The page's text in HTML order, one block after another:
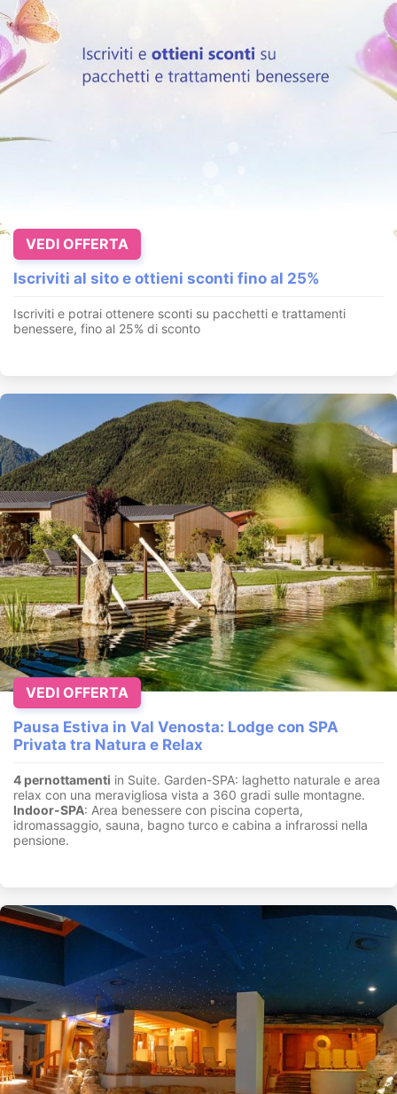
Iscriviti al sito e ottieni sconti fino al 25%
Iscriviti e potrai ottenere sconti su pacchetti e trattamenti
benessere, fino al 25% di sconto
VEDI OFFERTA
Pausa Estiva in Val Venosta: Lodge con SPA
Privata tra Natura e Relax
4 pernottamenti in Suite. Garden-SPA: laghetto naturale e area
relax con una meravigliosa vista a 360 gradi sulle montagne.
Indoor-SPA: Area benessere con piscina coperta,
idromassaggio, sauna, bagno turco e cabina a infrarossi nella
pensione.
VEDI OFFERTA